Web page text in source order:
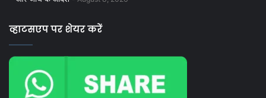
व्हाटसएप पर शेयर करें